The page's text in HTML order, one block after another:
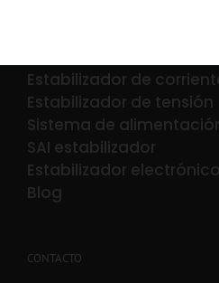
Estabilizador de
Estabilizador de tensión
Sistema de
SAI estabilizador
Estabilizador
Blog
CONTACTO